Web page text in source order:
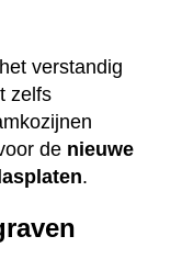
verstandig
zelfs
de nieuwe
.